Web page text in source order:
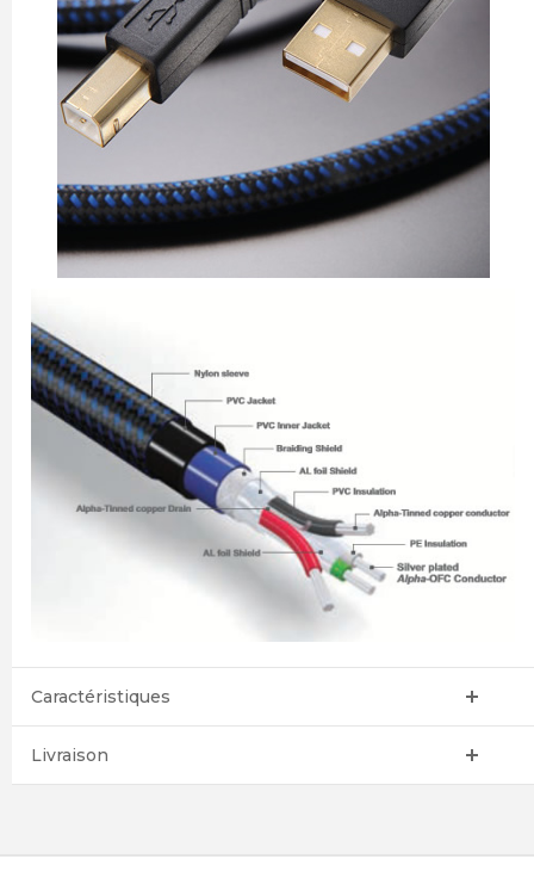
Caractéristiques
Livraison